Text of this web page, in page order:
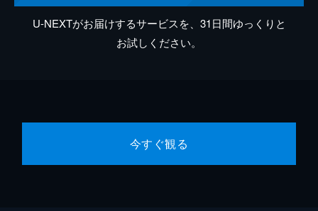
U-NEXTがお届けするサービスを、31日間ゆっくりと
お試しください。
今すぐ観る